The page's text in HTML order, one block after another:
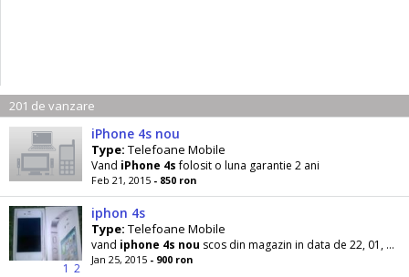
201 de vanzare
iPhone 4s nou
Type: Telefoane Mobile
Vand iPhone 4sfolosit o luna garantie 2 ani
Feb 21, 2015 - 850 ron
1 2
iphon 4s
Type: Telefoane Mobile
vand iphone 4s nou scos din magazin in data de 22, 01, 2015 Telefonul este
Jan 25, 2015 - 900 ron